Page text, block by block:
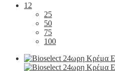
12
25
50
75
100